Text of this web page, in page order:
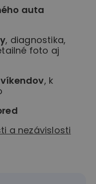
auta
, diagnostika,
foto aj
, k
a nezávislosti